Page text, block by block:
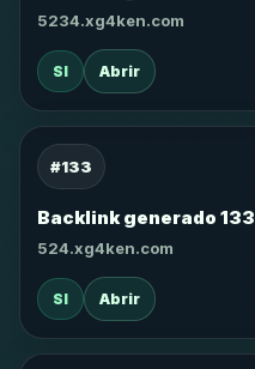
5234.xg4ken.com
SI Abrir
#133
Backlink generado 133
524.xg4ken.com
SI Abrir